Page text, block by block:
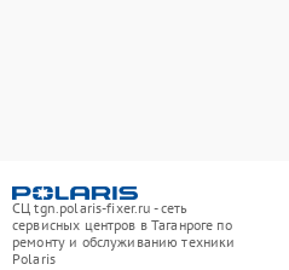
СЦ tgn.polaris-fixer.ru - сеть
сервисных центров в Таганроге по
ремонту и обслуживанию техники
Polaris